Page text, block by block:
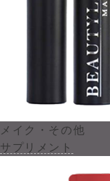
メイク・その他
サプリメント